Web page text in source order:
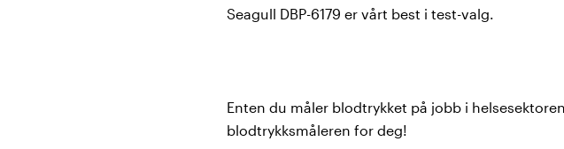
Seagull DBP-6179 er vårt best i test-valg.
Enten du måler blodtrykket på jobb i
blodtrykksmåleren for deg!